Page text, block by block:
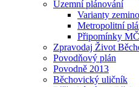
Územní plánování
Varianty
Metropolitní
Připomínky
Zpravodaj Život
Povodňový plán
Povodně 2013
Běchovický uličník